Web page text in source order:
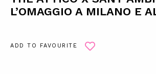
L’OMAGGIO A MILANO E
ADD TO FAVOURITE